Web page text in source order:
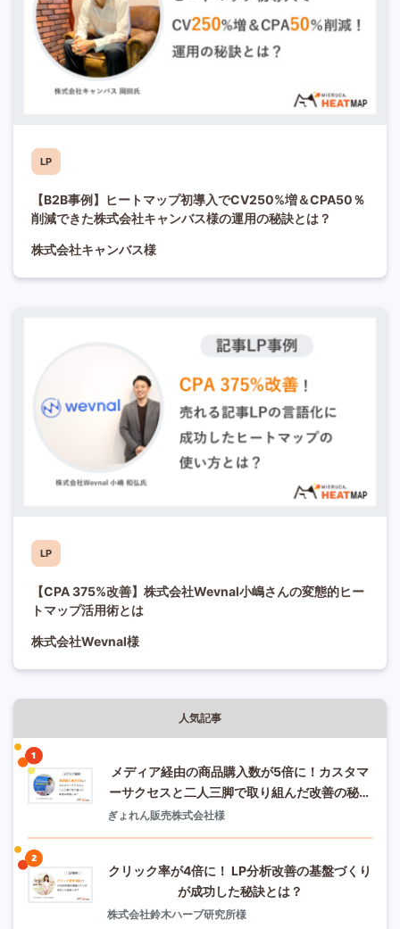
LP
【B2B事例】ヒートマップ初導入でCV250%増＆CPA50％
削減できた株式会社キャンバス様の運用の秘訣とは？
株式会社キャンバス様
LP
【CPA 375%改善】株式会社Wevnal小嶋さんの変態的ヒー
トマップ活用術とは
株式会社Wevnal様
人気記事
メディア経由の商品購入数が5倍に！カスタマ
ーサクセスと二人三脚で取り組んだ改善の秘策
とは？
ぎょれん販売株式会社様
クリック率が4倍に！ LP分析改善の基盤づくり
が成功した秘訣とは？
株式会社鈴木ハーブ研究所様